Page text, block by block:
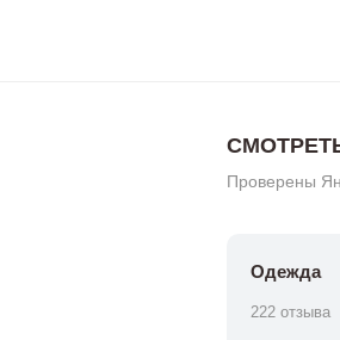
Проверены
Одежда
222 отзыва